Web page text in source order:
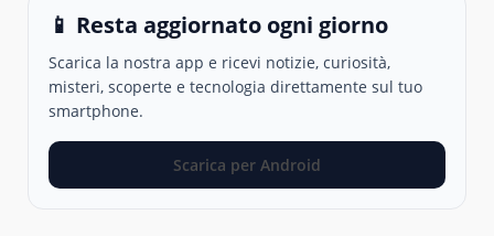
📱 Resta aggiornato ogni giorno
Scarica la nostra app e ricevi notizie, curiosità,
misteri, scoperte e tecnologia direttamente sul tuo
smartphone.
Scarica per Android